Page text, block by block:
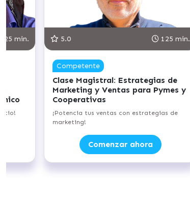
min. 5.0 125 min.
Competente
Clase Magistral: Estrategias de
Marketing y Ventas para Pymes y
Cooperativas
¡Potencia tus ventas con estrategias de
marketing!
Comenzar ahora